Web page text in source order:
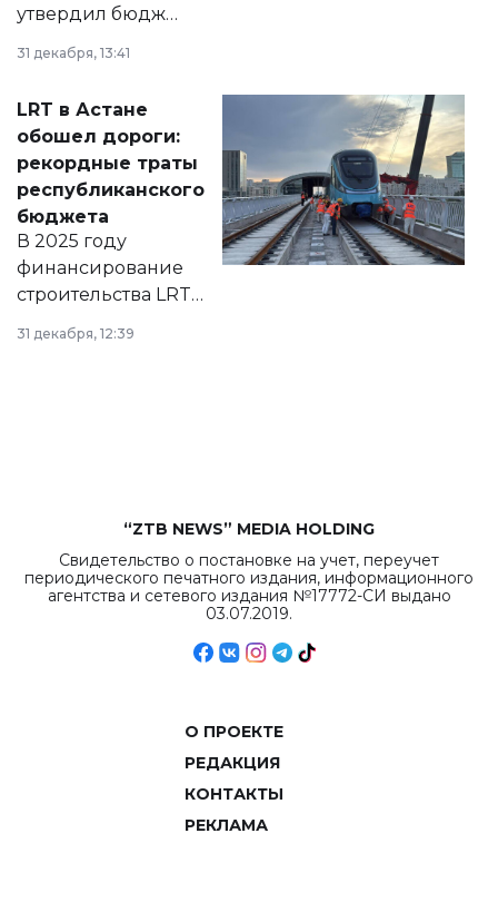
утвердил бюджет
города на 2026–
2028 годы.
документ
появился в базе
нормативных
правовых актов и
на сайте маслихат
города.
31 декабря, 13:41
LRT в Астане
обошел дороги:
рекордные траты
республиканского
бюджета
В 2025 году
финансирование
строительства LRT
в Астане из
республиканского
31 декабря, 12:39
“ZTB NEWS” MEDIA HOLDING
Свидетельство о постановке на учет, переучет
периодического печатного издания, информационного
агентства и сетевого издания №17772-СИ выдано
03.07.2019.
О ПРОЕКТЕ
РЕДАКЦИЯ
КОНТАКТЫ
РЕКЛАМА